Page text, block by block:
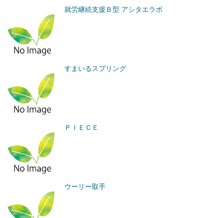
就労継続支援Ｂ型 アシタエラボ
すまいるスプリング
ＰＩＥＣＥ
ウーリー取手